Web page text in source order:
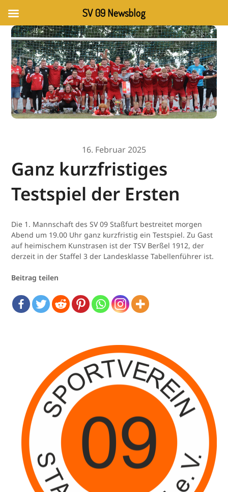
16. Februar 2025
Ganz kurzfristiges
Testspiel der Ersten
Die 1. Mannschaft des SV 09 Staßfurt bestreitet morgen
Abend um 19.00 Uhr ganz kurzfristig ein Testspiel. Zu Gast
auf heimischem Kunstrasen ist der TSV Berßel 1912, der
derzeit in der Staffel 3 der Landesklasse Tabellenführer ist.
Beitrag teilen
SV 09 Newsblog